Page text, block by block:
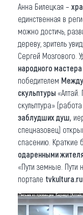
Анна Билецкая –
единственная в
можно достичь,
дереву, зритель
Сергей Мозгового.
народного
победителем
скульптуры
скульптура»
заблудших душ,
спецназовец)
спасению. Краткие
одаренными
«Пути земные. Пути
портале tvkultura.ru